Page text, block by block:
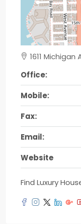
1611 Michigan
Office:
Mobile:
Fax:
Email:
Website
Find Luxury